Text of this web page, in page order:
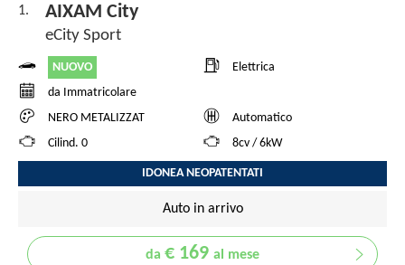
1. AIXAM City
eCity Sport
NUOVO
Elettrica
da Immatricolare
NERO METALIZZAT
Automatico
Cilind. 0
8cv / 6kW
IDONEA NEOPATENTATI
Auto in arrivo
da € 169 al mese